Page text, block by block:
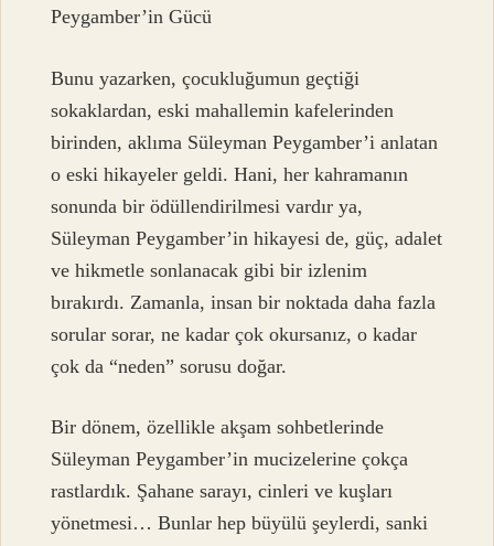
Peygamber’in Gücü
Bunu yazarken, çocukluğumun geçtiği
sokaklardan, eski mahallemin kafelerinden
birinden, aklıma Süleyman Peygamber’i anlatan
o eski hikayeler geldi. Hani, her kahramanın
sonunda bir ödüllendirilmesi vardır ya,
Süleyman Peygamber’in hikayesi de, güç, adalet
ve hikmetle sonlanacak gibi bir izlenim
bırakırdı. Zamanla, insan bir noktada daha fazla
sorular sorar, ne kadar çok okursanız, o kadar
çok da “neden” sorusu doğar.
Bir dönem, özellikle akşam sohbetlerinde
Süleyman Peygamber’in mucizelerine çokça
rastlardık. Şahane sarayı, cinleri ve kuşları
yönetmesi… Bunlar hep büyülü şeylerdi, sanki